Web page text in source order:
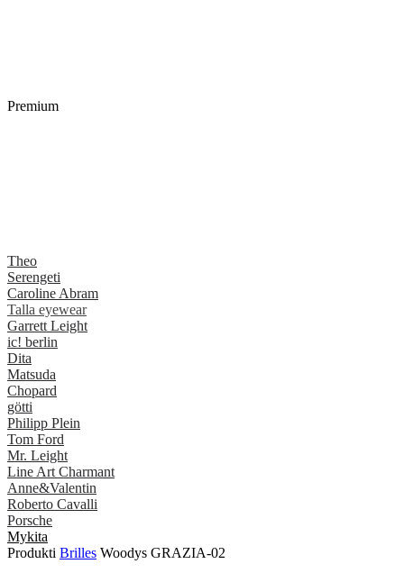
Premium
Theo
Serengeti
Caroline Abram
Talla eyewear
Garrett Leight
ic! berlin
Dita
Matsuda
Chopard
götti
Philipp Plein
Tom Ford
Mr. Leight
Line Art Charmant
Anne&Valentin
Roberto Cavalli
Porsche
Mykita
Produkti Brilles Woodys GRAZIA-02